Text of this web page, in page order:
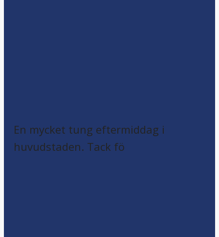
En mycket tung eftermiddag i
huvudstaden. Tack fö